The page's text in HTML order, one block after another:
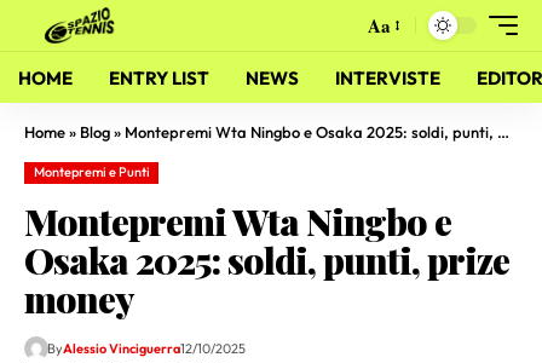
Aa
HOME ENTRY LIST NEWS INTERVISTE
Home» Blog» Montepremi Wta Ningbo e Osaka 2025: soldi, punti, prize money
Montepremi e Punti
Montepremi Wta Ningbo e
Osaka 2025: soldi, punti, prize
money
ByAlessio Vinciguerra12/10/2025